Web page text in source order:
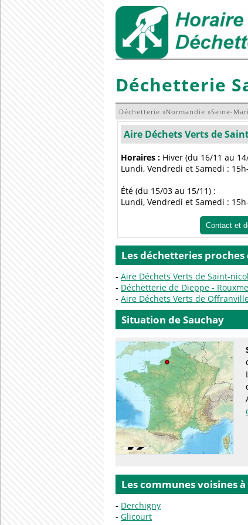
Déchetterie
Déchetterie »Normandie »Seine-
Aire Déchets Verts de
Horaires : Hiver (du 16/11 au
Lundi, Vendredi et Samedi :
Été (du 15/03 au 15/11) :
Lundi, Vendredi et Samedi :
Contact et
Les déchetteries proches
Aire Déchets Verts de Saint-
Déchetterie de Dieppe -
Aire Déchets Verts de
Situation de Sauchay
Les communes voisines à
Derchigny
Glicourt